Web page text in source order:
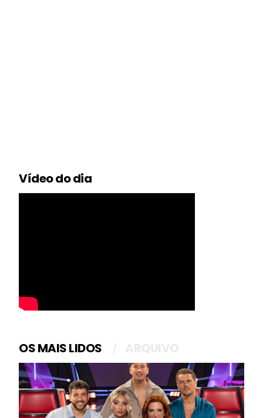
Vídeo do dia
OS MAIS LIDOS